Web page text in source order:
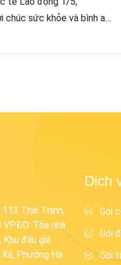
chúc sức khỏe và bình an
Thái Thịnh,
VPĐD: Tòa nhà
Khu đấu giá
Phường Hà
Dịch
Gói
Gói
Gói